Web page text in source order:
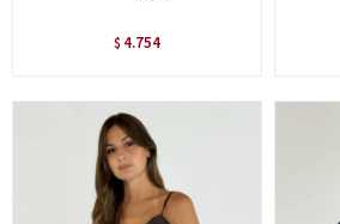
$ 4.754